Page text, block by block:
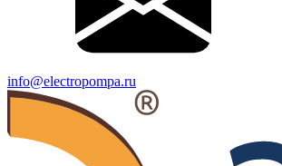
info@electropompa.ru